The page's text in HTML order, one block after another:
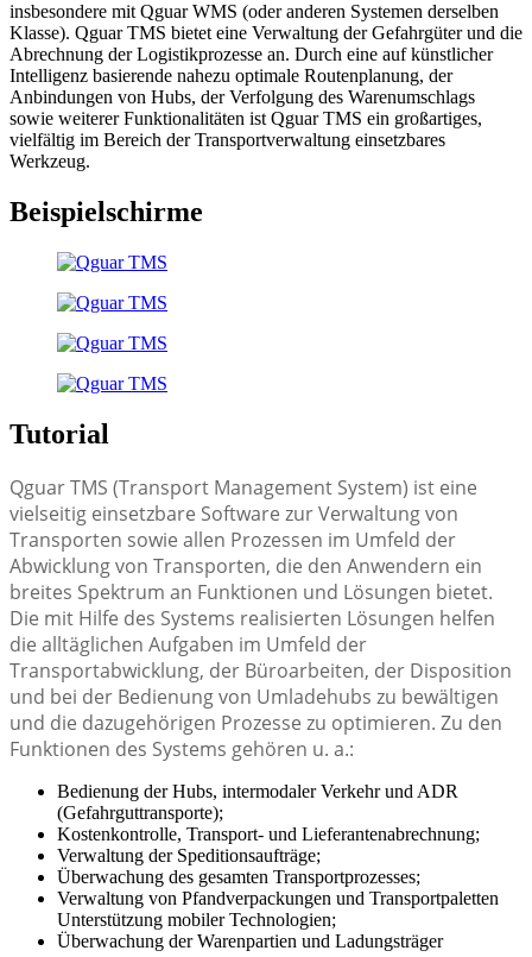
insbesondere mit Qguar WMS (oder anderen Systemen derselben
Klasse). Qguar TMS bietet eine Verwaltung der Gefahrgüter und die
Abrechnung der Logistikprozesse an. Durch eine auf künstlicher
Intelligenz basierende nahezu optimale Routenplanung, der
Anbindungen von Hubs, der Verfolgung des Warenumschlags
sowie weiterer Funktionalitäten ist Qguar TMS ein großartiges,
vielfältig im Bereich der Transportverwaltung einsetzbares
Werkzeug.
Beispielschirme
Tutorial
Qguar TMS (Transport Management System) ist eine
vielseitig einsetzbare Software zur Verwaltung von
Transporten sowie allen Prozessen im Umfeld der
Abwicklung von Transporten, die den Anwendern ein
breites Spektrum an Funktionen und Lösungen bietet.
Die mit Hilfe des Systems realisierten Lösungen helfen
die alltäglichen Aufgaben im Umfeld der
Transportabwicklung, der Büroarbeiten, der Disposition
und bei der Bedienung von Umladehubs zu bewältigen
und die dazugehörigen Prozesse zu optimieren. Zu den
Funktionen des Systems gehören u. a.:
Bedienung der Hubs, intermodaler Verkehr und ADR
(Gefahrguttransporte);
Kostenkontrolle, Transport- und Lieferantenabrechnung;
Verwaltung der Speditionsaufträge;
Überwachung des gesamten Transportprozesses;
Verwaltung von Pfandverpackungen und Transportpaletten
Unterstützung mobiler Technologien;
Überwachung der Warenpartien und Ladungsträger